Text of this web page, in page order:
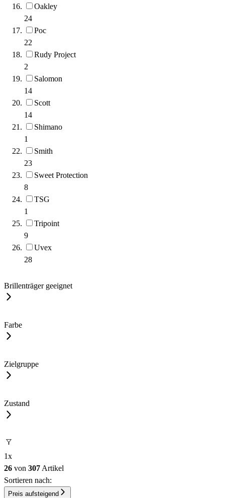
Oakley
24
Poc
22
Rudy Project
2
Salomon
14
Scott
14
Shimano
1
Smith
23
Sweet Protection
8
TSG
1
Tripoint
9
Uvex
28
Brillenträger geeignet
Farbe
Zielgruppe
Zustand
1x
26 von 307 Artikel
Sortieren nach:
Preis aufsteigend